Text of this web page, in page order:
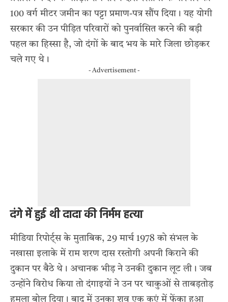
100 वर्ग मीटर जमीन का पट्टा प्रमाण-पत्र सौंप दिया। यह योगी
सरकार की उन पीड़ित परिवारों को पुनर्वासित करने की बड़ी
पहल का हिस्सा है, जो दंगों के बाद भय के मारे जिला छोड़कर
चले गए थे।
- Advertisement -
दंगे में हुई थी दादा की निर्मम हत्या
मीडिया रिपोर्ट्स के मुताबिक, 29 मार्च 1978 को संभल के
नखासा इलाके में राम शरण दास रस्तोगी अपनी किराने की
दुकान पर बैठे थे। अचानक भीड़ ने उनकी दुकान लूट ली। जब
उन्होंने विरोध किया तो दंगाइयों ने उन पर चाकुओं से ताबड़तोड़
हमला बोल दिया। बाद में उनका शव एक कुएं में फेंका हुआ